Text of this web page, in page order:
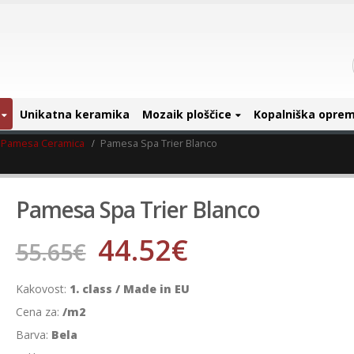
Unikatna keramika Mozaik ploščice Kopalniška
Pamesa Ceramica Pamesa Spa Trier Blanco
Pamesa Spa Trier Blanco
55.65€ 44.52€
Kakovost: 1. class / Made in EU
Cena za: /m2
Barva: Bela